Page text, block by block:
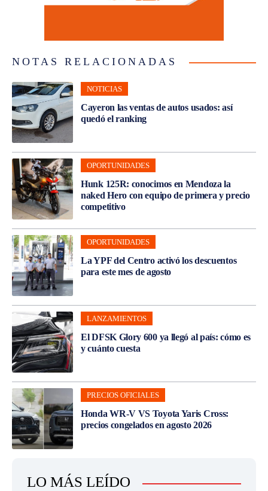
NOTAS RELACIONADAS
NOTICIAS
Cayeron las ventas de autos usados: así
quedó el ranking
OPORTUNIDADES
Hunk 125R: conocimos en Mendoza la
naked Hero con equipo de primera y precio
competitivo
OPORTUNIDADES
La YPF del Centro activó los descuentos
para este mes de agosto
LANZAMIENTOS
El DFSK Glory 600 ya llegó al país: cómo es
y cuánto cuesta
PRECIOS OFICIALES
Honda WR-V VS Toyota Yaris Cross:
precios congelados en agosto 2026
LO MÁS LEÍDO